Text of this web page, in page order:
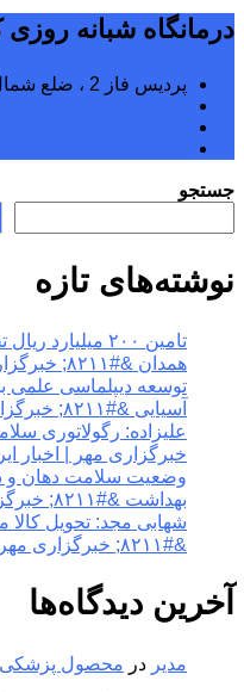
درمانگاه شبانه
پردیس فاز 2 ، ضلع شمال غربی میدان امام
جستجو
نوشته‌های تازه
تامین ۲۰۰
همدان &#۸۲۱۱; خبرگزاری مهر | اخبار ایران و جهان
توسعه دیپلماسی علمی
آسیایی &#۸۲۱۱; خبرگزاری مهر | اخبار ایران و جهان
خبرگزاری مهر | اخبار
وضعیت سلامت دهان و
بهداشت &#۸۲۱۱; خبرگزاری مهر | اخبار ایران و جهان
شهابی مجد: تحویل کالا
&#۸۲۱۱; خبرگزاری مهر | اخبار ایران و جهان
آخرین دیدگاه‌ها
مدیر در محصول پزشکی